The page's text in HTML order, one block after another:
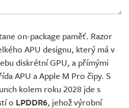
on-package paměť. Razor
APU designu, který má v
diskrétní GPU, a přímými
APU a Apple M Pro čipy. S
kolem roku 2028 jde s
o LPDDR6, jehož výrobní